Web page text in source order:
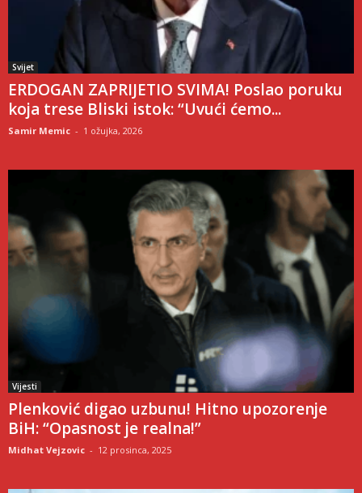
Svijet
ERDOGAN ZAPRIJETIO SVIMA! Poslao poruku
koja trese Bliski istok: “Uvući ćemo...
Samir Memic - 1 ožujka, 2026
Vijesti
Plenković digao uzbunu! Hitno upozorenje
BiH: “Opasnost je realna!”
Midhat Vejzovic - 12 prosinca, 2025